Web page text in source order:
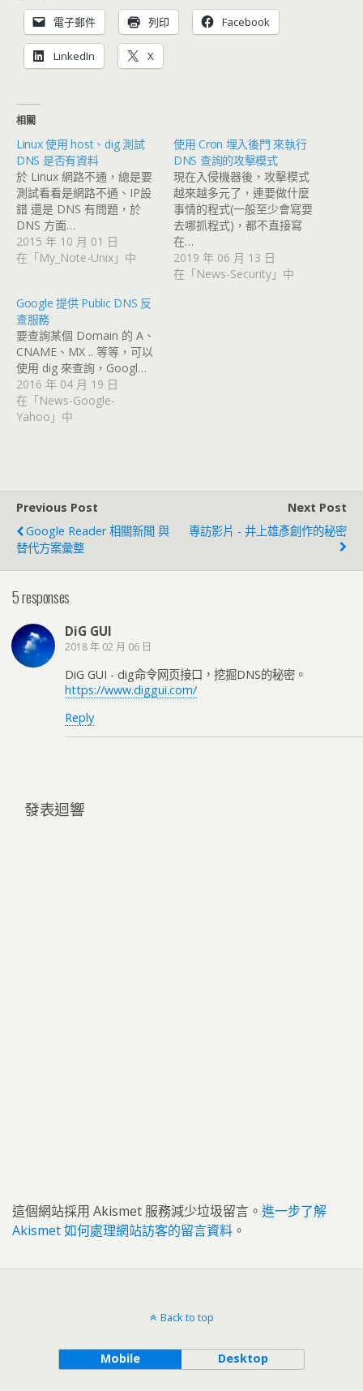
電子郵件 列印 Facebook
LinkedIn X
相關
Linux 使用 host、dig 測試
DNS 是否有資料
於 Linux 網路不通，總是要
測試看看是網路不通、IP設
錯 還是 DNS 有問題，於
DNS 方面…
2015 年 10 月 01 日
在「My_Note-Unix」中
使用 Cron 埋入後門 來執行
DNS 查詢的攻擊模式
現在入侵機器後，攻擊模式
越來越多元了，連要做什麼
事情的程式(一般至少會寫要
去哪抓程式)，都不直接寫
在…
2019 年 06 月 13 日
在「News-Security」中
Google 提供 Public DNS 反
查服務
要查詢某個 Domain 的 A、
CNAME、MX .. 等等，可以
使用 dig 來查詢，Googl…
2016 年 04 月 19 日
在「News-Google-
Yahoo」中
Previous Post
Google Reader 相關新聞 與
替代方案彙整
Next Post
專訪影片 - 井上雄彥創作的秘密
5 responses
DiG GUI
2018 年 02 月 06 日
DiG GUI - dig命令网页接口，挖掘DNS的秘密。
https://www.diggui.com/
Reply
發表迴響
這個網站採用 Akismet 服務減少垃圾留言。 進一步了解
Akismet 如何處理網站訪客的留言資料 。
Back to top
Mobile Desktop